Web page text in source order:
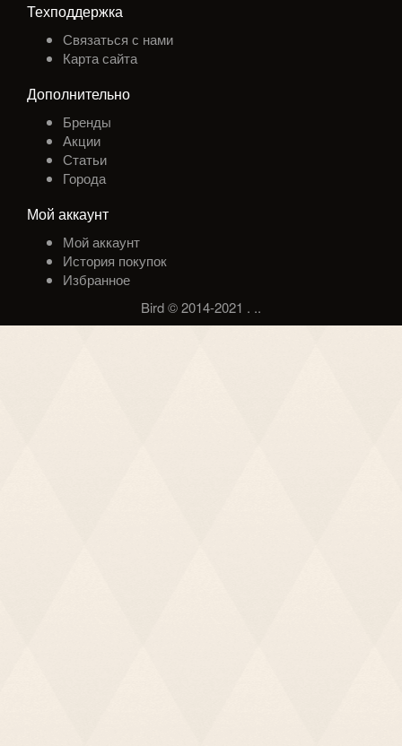
Техподдержка
Связаться с нами
Карта сайта
Дополнительно
Бренды
Акции
Статьи
Города
Мой аккаунт
Мой аккаунт
История покупок
Избранное
Bird © 2014-2021 . ..